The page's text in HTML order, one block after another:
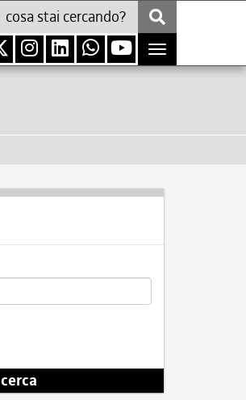
Toggle
navigation
cerca